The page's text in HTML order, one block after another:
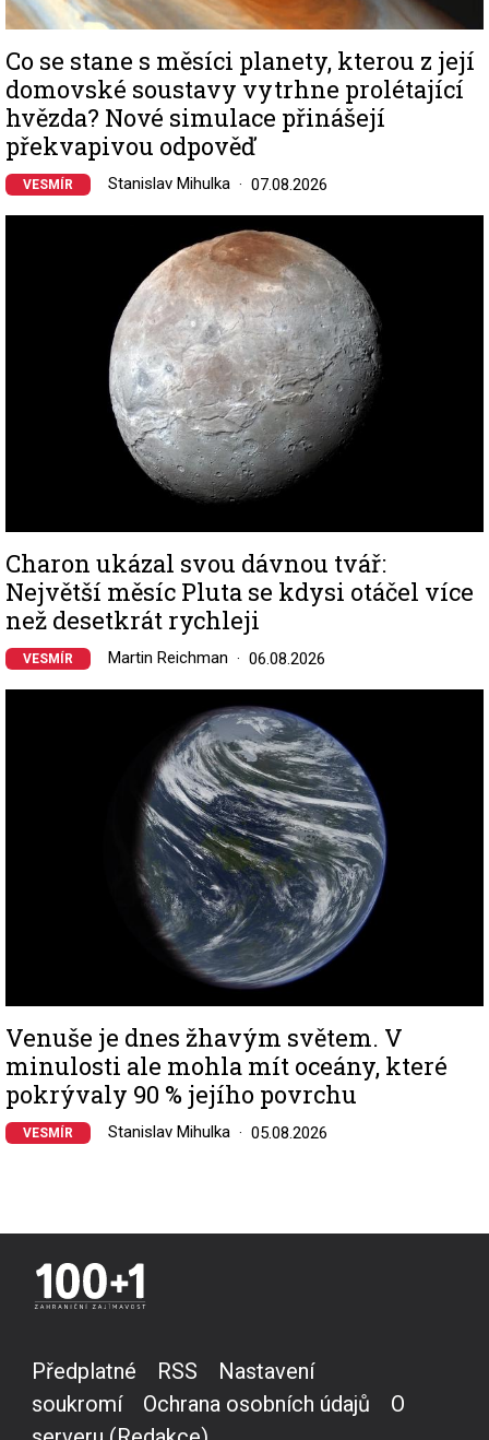
Co se stane s měsíci planety, kterou z její
domovské soustavy vytrhne prolétající
hvězda? Nové simulace přinášejí
překvapivou odpověď
VESMÍR Stanislav Mihulka 07.08.2026
Charon ukázal svou dávnou tvář:
Největší měsíc Pluta se kdysi otáčel více
než desetkrát rychleji
VESMÍR Martin Reichman 06.08.2026
Venuše je dnes žhavým světem. V
minulosti ale mohla mít oceány, které
pokrývaly 90 % jejího povrchu
VESMÍR Stanislav Mihulka 05.08.2026
Předplatné RSS
Nastavení
soukromí
Ochrana osobních údajů
O